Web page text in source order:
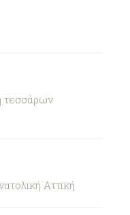
τεσσάρων
Αττική